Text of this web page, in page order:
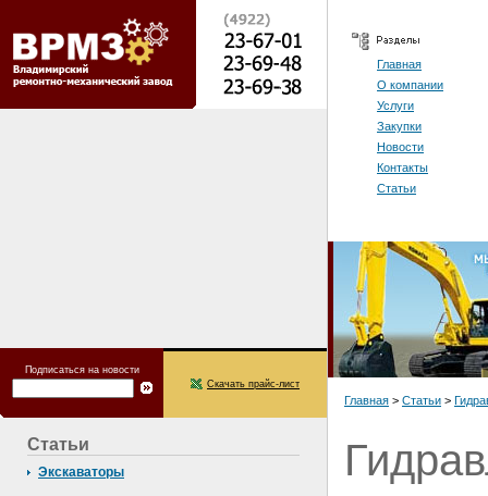
Подписаться на новости
Скачать прайс-лист
Статьи
Экскаваторы
Главная
О компании
Услуги
Закупки
Новости
Контакты
Статьи
Главная > Статьи >